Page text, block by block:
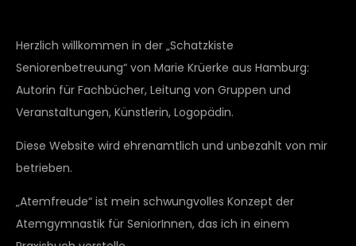
Herzlich willkommen in der „Schatzkiste
Seniorenbetreuung“ von Marie Krüerke aus Hamburg:
Autorin für Fachbücher, Leitung von Gruppen und
Veranstaltungen, Künstlerin, Logopädin.
Diese Website wird ehrenamtlich und unbezahlt von mir
betrieben.
„Atemfreude“ ist mein schwungvolles Konzept der
Atemgymnastik für SeniorInnen, das ich in einem